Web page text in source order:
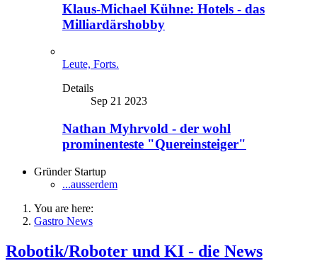
Klaus-Michael Kühne: Hotels - das
Milliardärshobby
Leute, Forts.
Details
Sep 21 2023
Nathan Myhrvold - der wohl
prominenteste "Quereinsteiger"
Gründer Startup
...ausserdem
You are here:
Gastro News
Robotik/Roboter und KI - die News